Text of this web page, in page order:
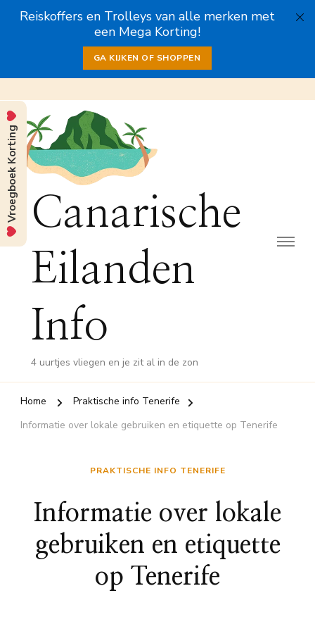
Reiskoffers en Trolleys van alle merken met
een Mega Korting!
GA KIJKEN OF SHOPPEN
Canarische
Eilanden
Info
4 uurtjes vliegen en je zit al in de zon
Home
Praktische info Tenerife
Informatie over lokale gebruiken en etiquette op Tenerife
PRAKTISCHE INFO TENERIFE
Informatie over lokale
gebruiken en etiquette
op Tenerife
Vroegboek Korting